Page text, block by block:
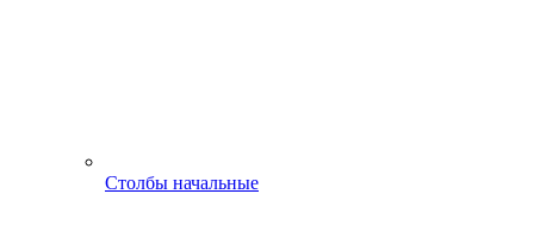
Столбы начальные